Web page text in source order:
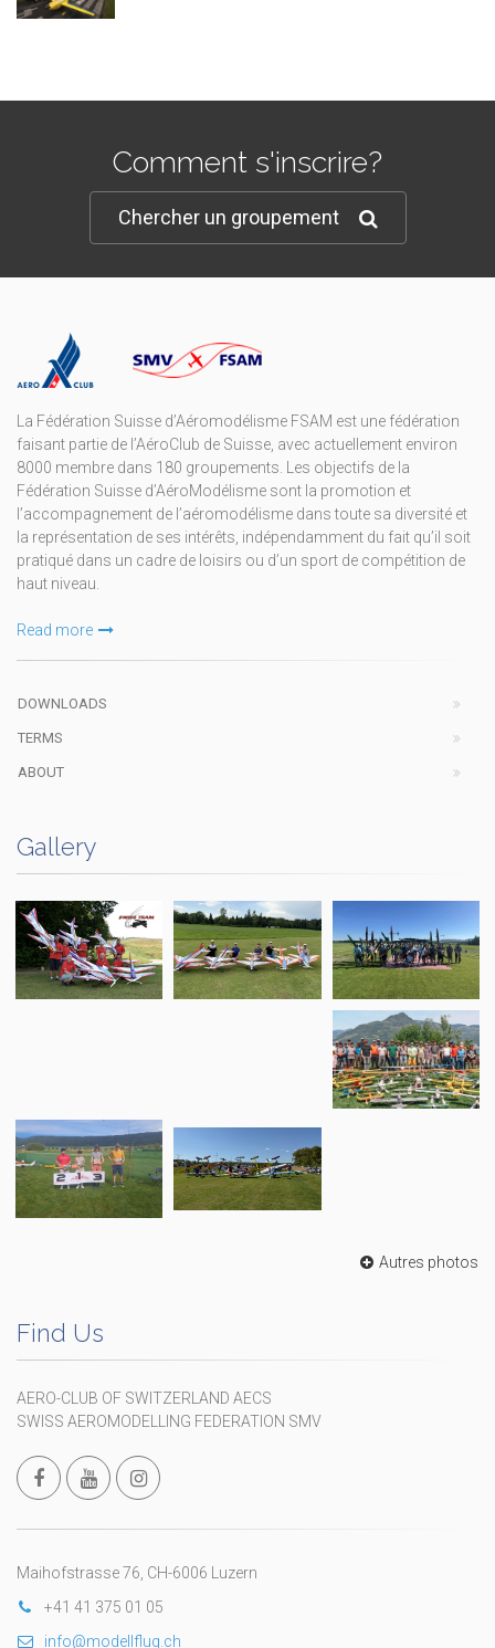
Comment s'inscrire?
Chercher un groupement
La Fédération Suisse d’Aéromodélisme FSAM est une fédération
faisant partie de l’AéroClub de Suisse, avec actuellement environ
8000 membre dans 180 groupements. Les objectifs de la
Fédération Suisse d’AéroModélisme sont la promotion et
l’accompagnement de l’aéromodélisme dans toute sa diversité et
la représentation de ses intérêts, indépendamment du fait qu’il soit
pratiqué dans un cadre de loisirs ou d’un sport de compétition de
haut niveau.
Read more
DOWNLOADS
TERMS
ABOUT
Gallery
Autres photos
Find Us
AERO-CLUB OF SWITZERLAND AECS
SWISS AEROMODELLING FEDERATION SMV
Maihofstrasse 76, CH-6006 Luzern
+41 41 375 01 05
info@modellflug.ch